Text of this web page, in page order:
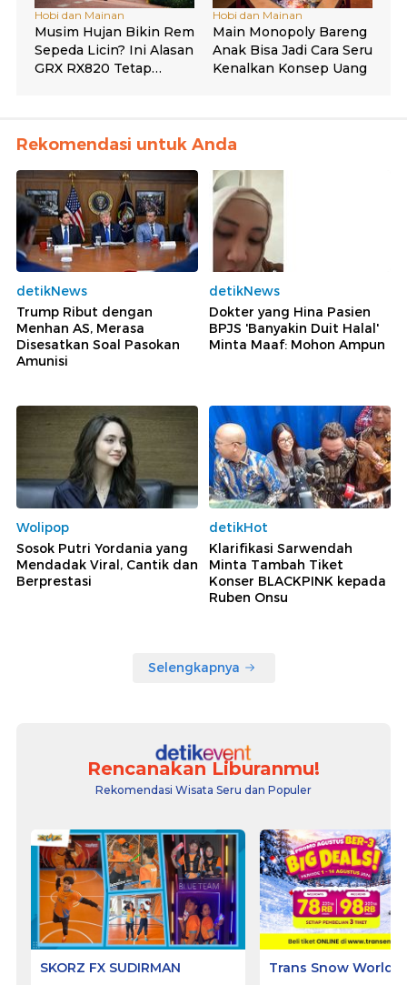
Rekomendasi untuk Anda
detikNews
Trump Ribut dengan
Menhan AS, Merasa
Disesatkan Soal Pasokan
Amunisi
detikNews
Dokter yang Hina Pasien
BPJS 'Banyakin Duit Halal'
Minta Maaf: Mohon Ampun
Wolipop
Sosok Putri Yordania yang
Mendadak Viral, Cantik dan
Berprestasi
detikHot
Klarifikasi Sarwendah
Minta Tambah Tiket
Konser BLACKPINK kepada
Ruben Onsu
Selengkapnya
Rencanakan Liburanmu!
Rekomendasi Wisata Seru dan Populer
SKORZ FX SUDIRMAN Trans Snow World